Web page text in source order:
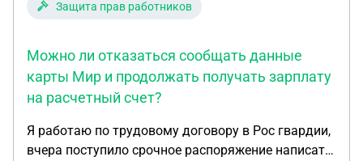
Защита прав работников
Можно ли отказаться сообщать данные
карты Мир и продолжать получать зарплату
на расчетный счет?
Я работаю по трудовому договору в Рос гвардии,
вчера поступило срочное распоряжение написать